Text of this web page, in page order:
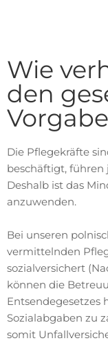
Wie
den
Die Pflegekräfte
beschäftigt, führen
Deshalb ist das
anzuwenden.
Bei unseren
vermittelnden
sozialversichert
können die
Entsendegesetzes
Sozialabgaben zu
somit